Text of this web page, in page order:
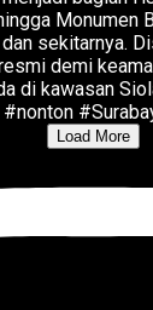
Load More